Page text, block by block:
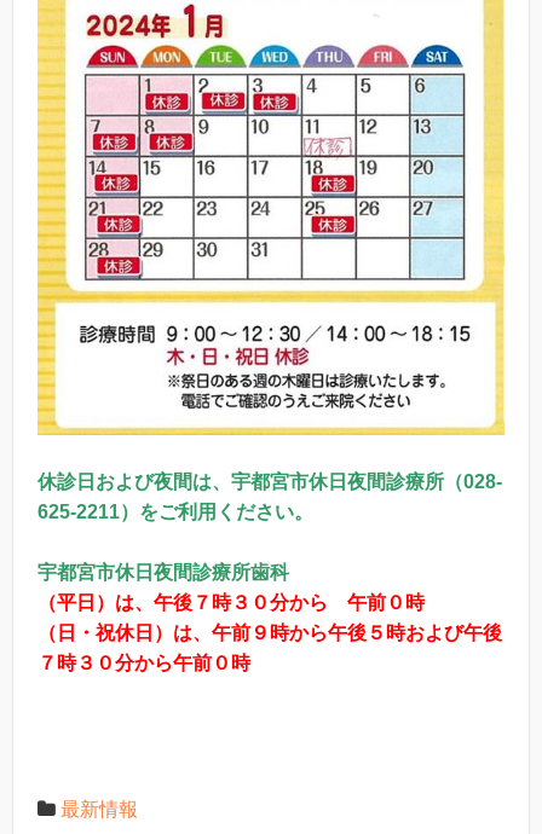
休診日および夜間は、宇都宮市休日夜間診療所（028-
625-2211）をご利用ください。
宇都宮市休日夜間診療所歯科
（平日）は、午後７時３０分から 午前０時
（日・祝休日）は、午前９時から午後５時および午後
７時３０分から午前０時
最新情報